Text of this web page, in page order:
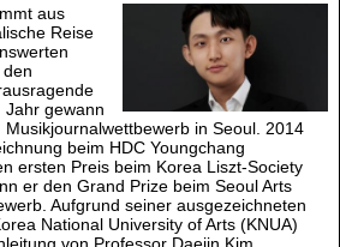
aus
Reise
Jahr gewann
in Seoul. 2014
beim HDC Youngchang
ersten Preis beim Korea Liszt-Society
er den Grand Prize beim Seoul Arts
Aufgrund seiner ausgezeichneten
National University of Arts (KNUA)